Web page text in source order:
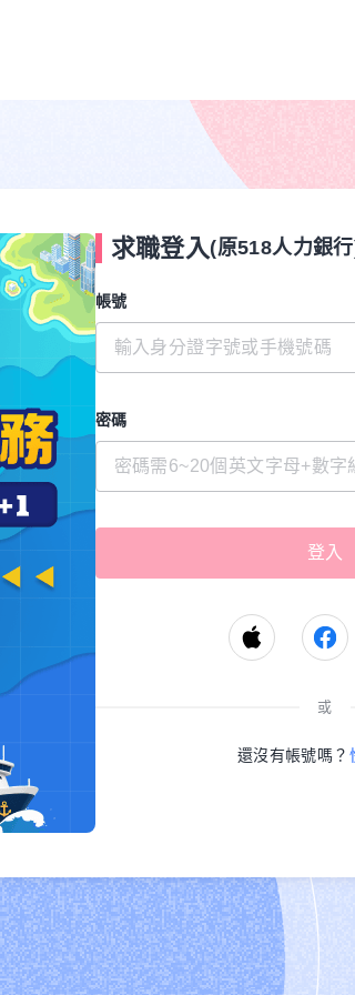
求職登入(原518人力銀
帳號
密碼
或
還沒有帳號嗎？